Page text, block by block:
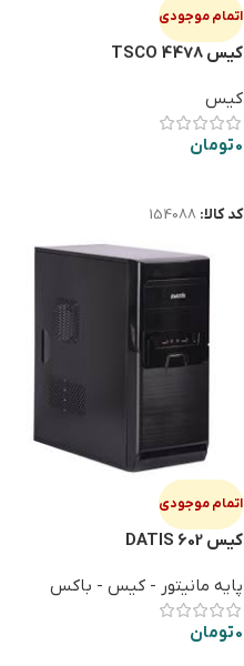
اتمام موجودی
کیس TSCO 4478
کیس
0تومان
کد کالا: 154088
اتمام موجودی
کیس DATIS 602
پایه مانیتور - کیس - باکس
0تومان